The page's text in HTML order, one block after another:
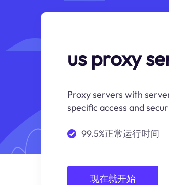
us proxy
Proxy servers with
specific access and
99.5%正常运行时间
现在就开始